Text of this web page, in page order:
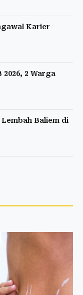
Karier
2 Warga
Baliem di